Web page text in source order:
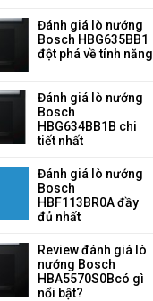
Đánh giá lò nướng
Bosch HBG635BB1
đột phá về tính năng
Đánh giá lò nướng
Bosch
HBG634BB1B chi
tiết nhất
Đánh giá lò nướng
Bosch
HBF113BR0A đầy
đủ nhất
Review đánh giá lò
nướng Bosch
HBA5570S0Bcó gì
nổi bật?